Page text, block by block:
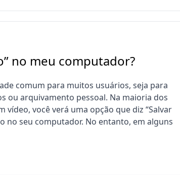
no meu computador?
comum para muitos usuários, seja para
ou arquivamento pessoal. Na maioria dos
você verá uma opção que diz “Salvar
no seu computador. No entanto, em alguns